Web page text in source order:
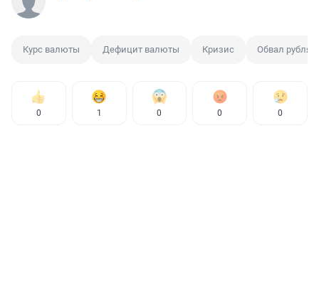
Курс валюты Дефицит валюты Кризис Обвал рубля
0 1 0 0 0